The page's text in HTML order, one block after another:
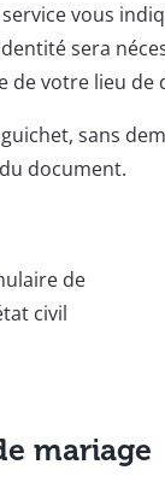
vous
sera
de votre lieu de
sans
document.
de
civil
mariage